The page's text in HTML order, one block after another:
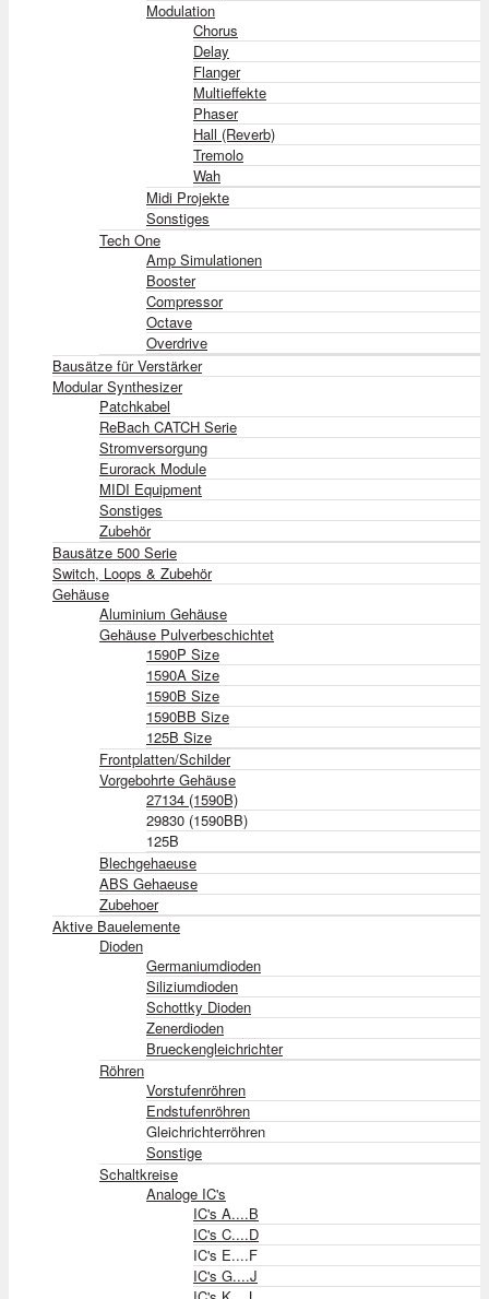
Modulation
Chorus
Delay
Flanger
Multieffekte
Phaser
Hall (Reverb)
Tremolo
Wah
Midi Projekte
Sonstiges
Tech One
Amp Simulationen
Booster
Compressor
Octave
Overdrive
Bausätze für Verstärker
Modular Synthesizer
Patchkabel
ReBach CATCH Serie
Stromversorgung
Eurorack Module
MIDI Equipment
Sonstiges
Zubehör
Bausätze 500 Serie
Switch, Loops & Zubehör
Gehäuse
Aluminium Gehäuse
Gehäuse Pulverbeschichtet
1590P Size
1590A Size
1590B Size
1590BB Size
125B Size
Frontplatten/Schilder
Vorgebohrte Gehäuse
27134 (1590B)
29830 (1590BB)
125B
Blechgehaeuse
ABS Gehaeuse
Zubehoer
Aktive Bauelemente
Dioden
Germaniumdioden
Siliziumdioden
Schottky Dioden
Zenerdioden
Brueckengleichrichter
Röhren
Vorstufenröhren
Endstufenröhren
Gleichrichterröhren
Sonstige
Schaltkreise
Analoge IC's
IC's A....B
IC's C....D
IC's E....F
IC's G....J